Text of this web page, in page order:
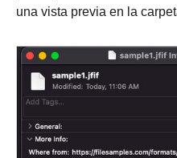
una vista previa en la